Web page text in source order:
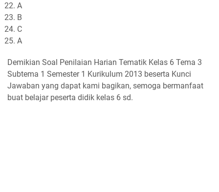
A
B
C
A
Demikian Soal Penilaian Harian Tematik Kelas 6 Tema 3
Subtema 1 Semester 1 Kurikulum 2013 beserta Kunci
Jawaban yang dapat kami bagikan, semoga bermanfaat
buat belajar peserta didik kelas 6 sd.